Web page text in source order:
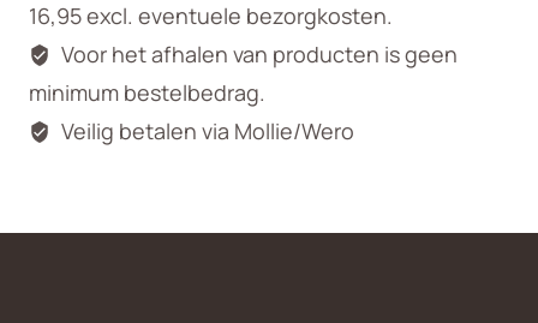
16,95 excl. eventuele bezorgkosten.
Voor het afhalen van producten is geen
minimum bestelbedrag.
Veilig betalen via Mollie/Wero